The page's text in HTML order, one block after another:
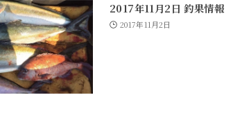
2017年11月2日 釣果情報
2017年11月2日